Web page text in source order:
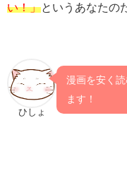
い！」というあなたの
ひしょ
漫画を安く
ます！